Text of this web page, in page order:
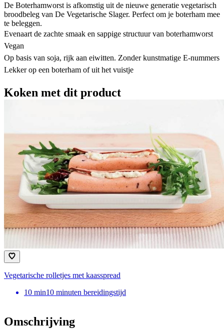
De Boterhamworst is afkomstig uit de nieuwe generatie vegetarisch
broodbeleg van De Vegetarische Slager. Perfect om je boterham mee
te beleggen.
Evenaart de zachte smaak en sappige structuur van boterhamworst
Vegan
Op basis van soja, rijk aan eiwitten. Zonder kunstmatige E-nummers
Lekker op een boterham of uit het vuistje
Koken met dit product
Vegetarische rolletjes met kaasspread
10 min10 minuten bereidingstijd
Omschrijving